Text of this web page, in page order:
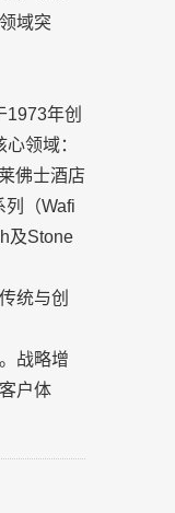
域突
1973年创
领域：
佛士酒店
列（Wafi
及Stone
统与创
战略增
户体